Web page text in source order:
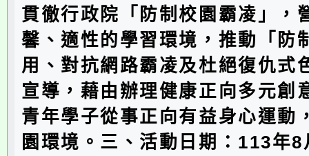
貫徹行政院「防制校園霸凌」，
馨、適性的學習環境，推動「防
用、對抗網路霸凌及杜絕復仇式
宣導，藉由辦理健康正向多元創
青年學子從事正向有益身心運動
園環境。三、活動日期：113年